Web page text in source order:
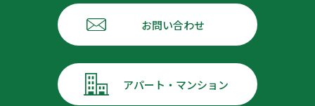
お問い合わせ
アパート・マンション